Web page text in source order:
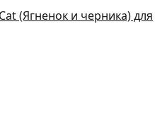
(Ягненок и черника) для